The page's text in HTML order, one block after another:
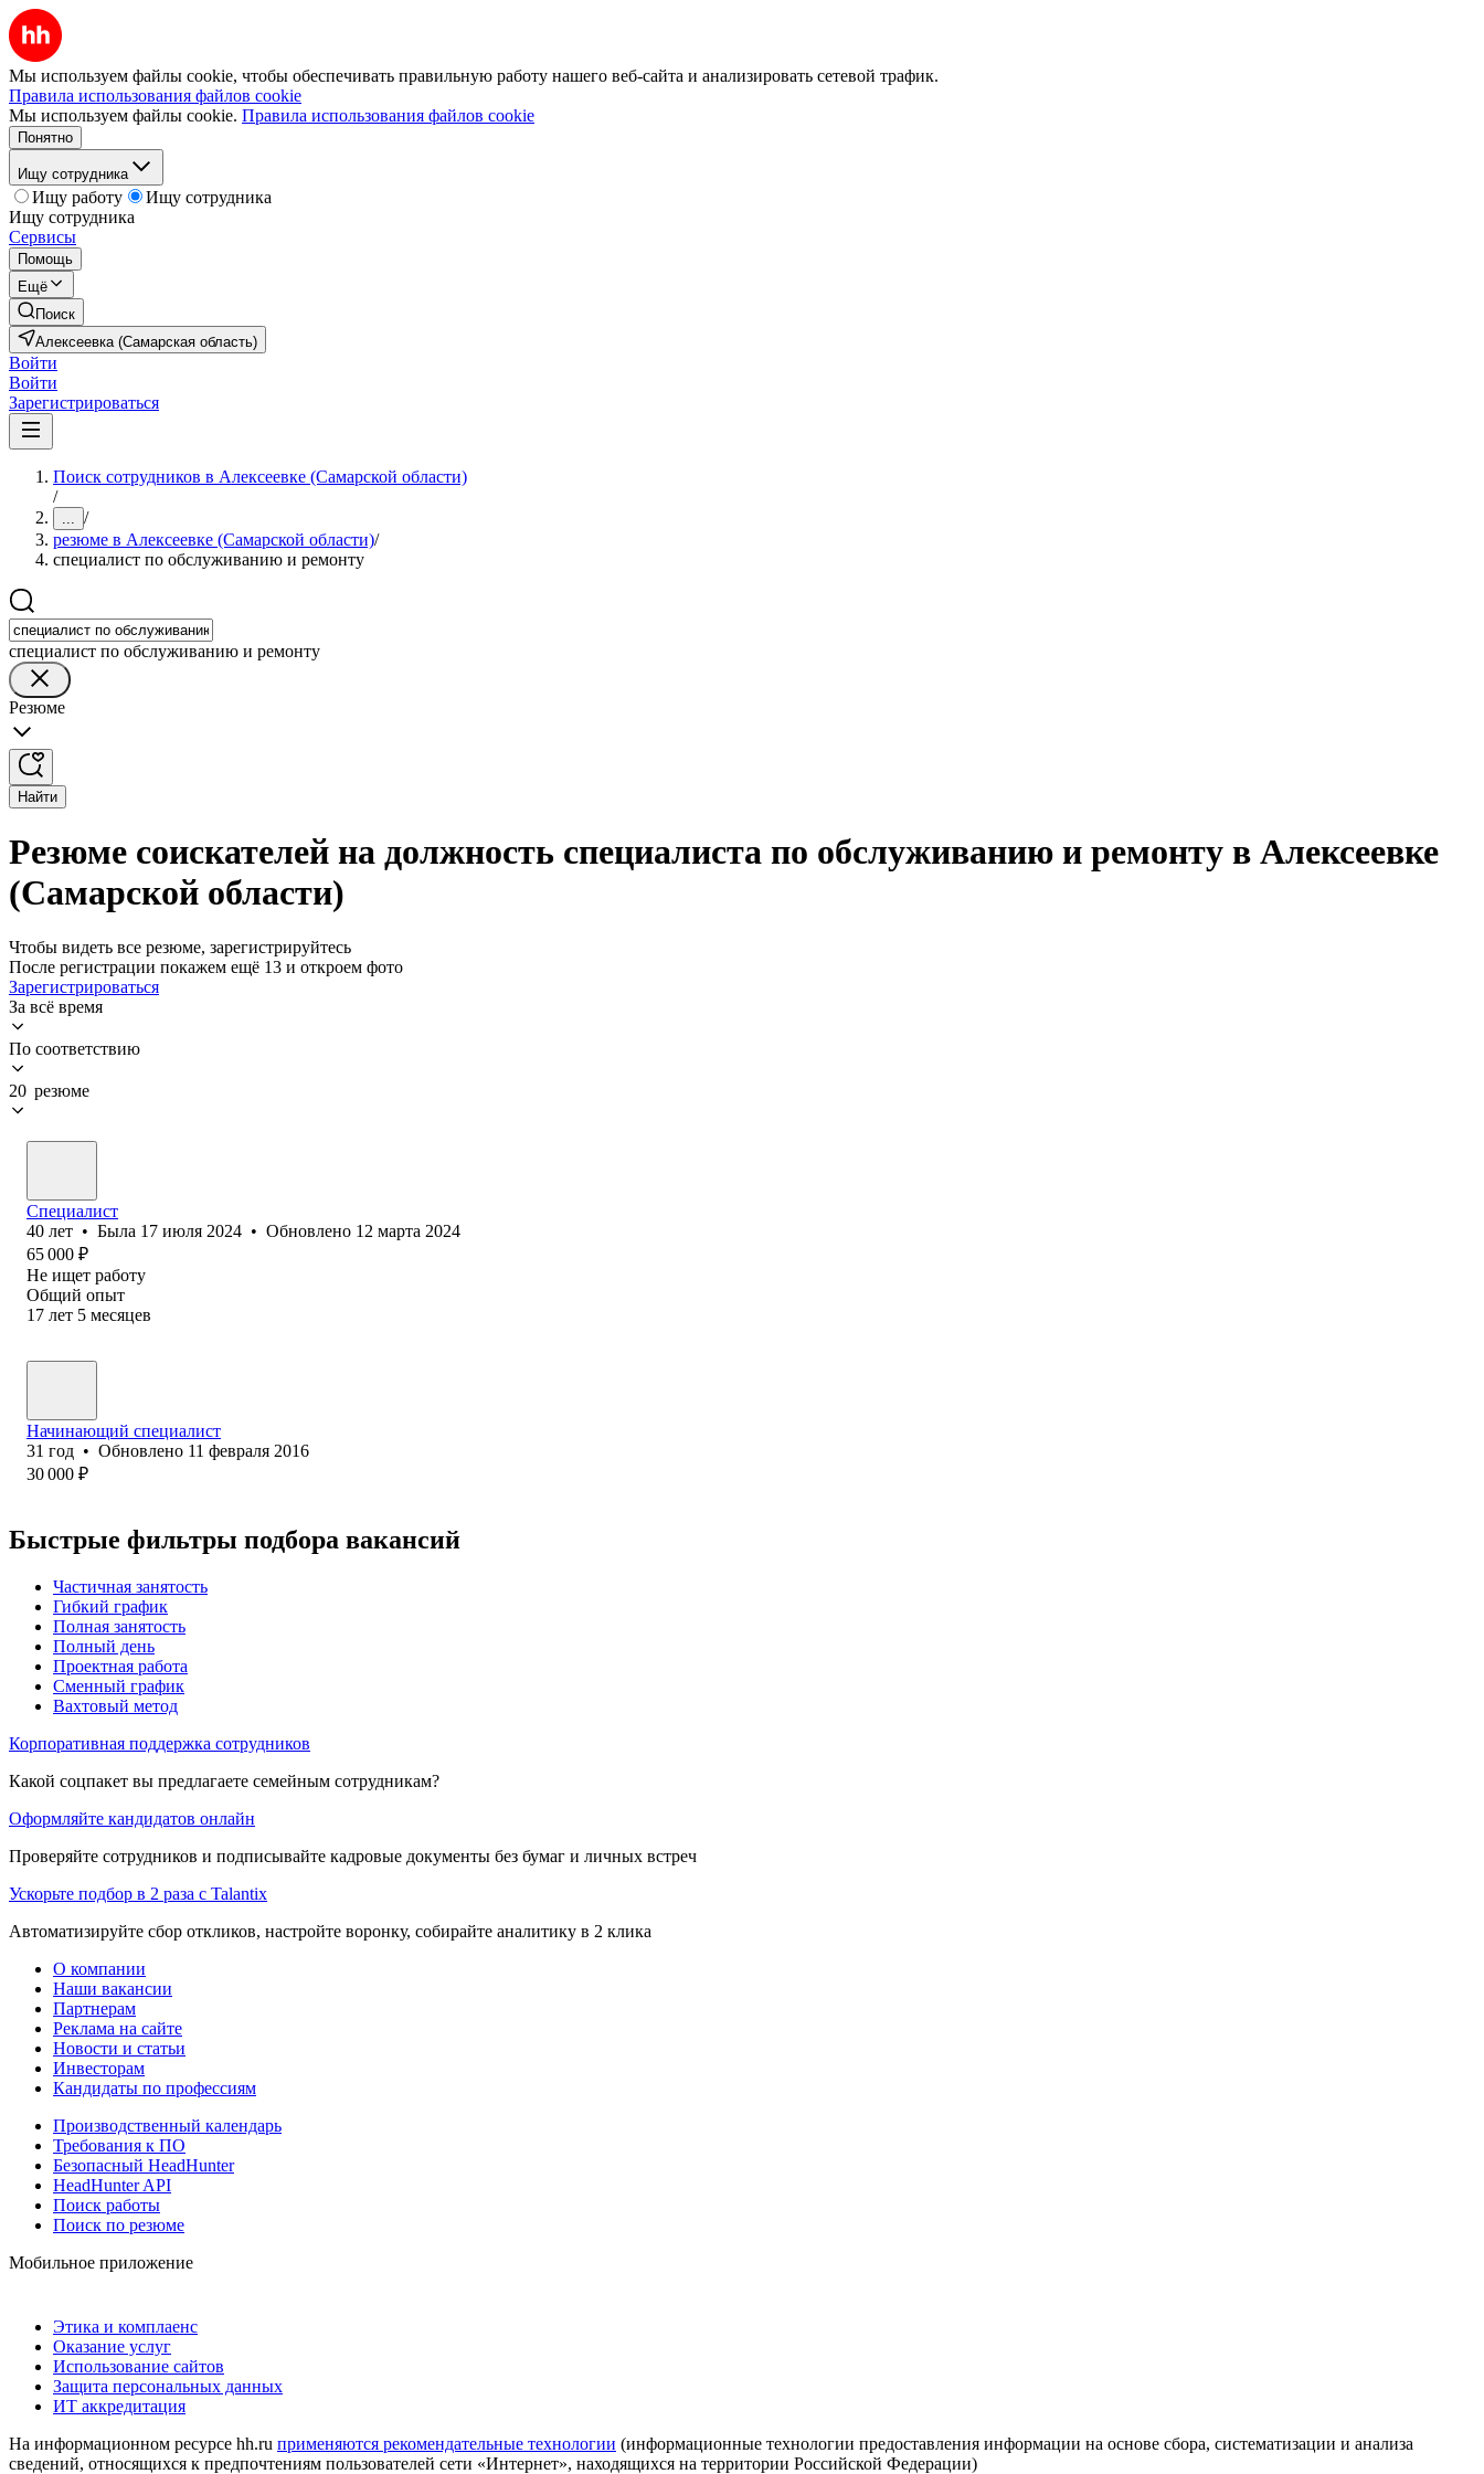
Мы используем файлы cookie, чтобы обеспечивать правильную работу нашего веб-сайта и анализировать сетевой трафик.
Правила использования файлов cookie
Мы используем файлы cookie. Правила использования файлов cookie
Понятно
Ищу сотрудника
Ищу работу
Ищу сотрудника
Ищу сотрудника
Сервисы
Помощь
Ещё
Поиск
Алексеевка (Самарская область)
Войти
Войти
Зарегистрироваться
Поиск сотрудников в Алексеевке (Самарской области)
/
... /
резюме в Алексеевке (Самарской области)/
специалист по обслуживанию и ремонту
специалист по обслуживанию и ремонту
Резюме
Найти
Резюме соискателей на должность специалиста по обслуживанию и ремонту в Алексеевке
(Самарской области)
Чтобы видеть все резюме, зарегистрируйтесь
После регистрации покажем ещё 13 и откроем фото
Зарегистрироваться
За всё время
По соответствию
20 резюме
Специалист
40 лет • Была 17 июля 2024 • Обновлено 12 марта 2024
65 000 ₽
Не ищет работу
Общий опыт
17 лет 5 месяцев
Начинающий специалист
31 год • Обновлено 11 февраля 2016
30 000 ₽
Быстрые фильтры подбора вакансий
Частичная занятость
Гибкий график
Полная занятость
Полный день
Проектная работа
Сменный график
Вахтовый метод
Корпоративная поддержка сотрудников
Какой соцпакет вы предлагаете семейным сотрудникам?
Оформляйте кандидатов онлайн
Проверяйте сотрудников и подписывайте кадровые документы без бумаг и личных встреч
Ускорьте подбор в 2 раза с Talantix
Автоматизируйте сбор откликов, настройте воронку, собирайте аналитику в 2 клика
О компании
Наши вакансии
Партнерам
Реклама на сайте
Новости и статьи
Инвесторам
Кандидаты по профессиям
Производственный календарь
Требования к ПО
Безопасный HeadHunter
HeadHunter API
Поиск работы
Поиск по резюме
Мобильное приложение
Этика и комплаенс
Оказание услуг
Использование сайтов
Защита персональных данных
ИТ аккредитация
На информационном ресурсе hh.ru применяются рекомендательные технологии (информационные технологии предоставления информации на основе сбора, систематизации и анализа
сведений, относящихся к предпочтениям пользователей сети «Интернет», находящихся на территории Российской Федерации)